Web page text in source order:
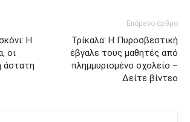
Η
οι
άστατη
Επόμενο άρθρο
Τρίκαλα: Η Πυροσβεστική
έβγαλε τους μαθητές από
πλημμυρισμένο σχολείο –
Δείτε βίντεο